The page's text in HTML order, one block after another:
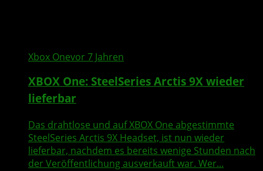
Xbox Onevor 7 Jahren
XBOX One: SteelSeries Arctis 9X wieder
lieferbar
Das drahtlose und auf XBOX One abgestimmte
SteelSeries Arctis 9X Headset, ist nun wieder
lieferbar, nachdem es bereits wenige Stunden nach
der Veröffentlichung ausverkauft war. Wer...